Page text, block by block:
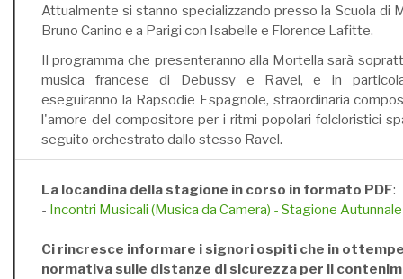
Attualmente si stanno specializzando presso la Scuola di
Bruno Canino e a Parigi con Isabelle e Florence Lafitte.
Il programma che presenteranno alla Mortella sarà
musica francese di Debussy e Ravel, e in
eseguiranno la Rapsodie Espagnole, straordinaria
l'amore del compositore per i ritmi popolari folcloristici
seguito orchestrato dallo stesso Ravel.
La locandina della stagione in corso in formato PDF:
- Incontri Musicali (Musica da Camera) - Stagione
Ci rincresce informare i signori ospiti che in
normativa sulle distanze di sicurezza per il